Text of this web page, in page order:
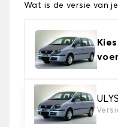
Wat is de versie van
2. Materiaal
Kies het materiaal